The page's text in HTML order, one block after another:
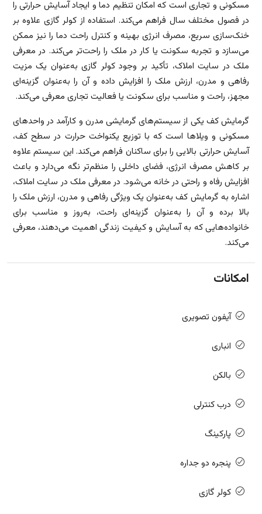
مسکونی و تجاری است که امکان تنظیم دما و ایجاد آسایش حرارتی را
در فصول مختلف سال فراهم می‌کند. استفاده از کولر گازی علاوه بر
خنک‌سازی سریع، مصرف انرژی بهینه و کنترل راحت دما را نیز ممکن
می‌سازد و تجربه سکونت یا کار در ملک را راحت‌تر می‌کند. در معرفی
ملک در سایت املاک، تأکید بر وجود کولر گازی به‌عنوان یک مزیت
رفاهی و مدرن، ارزش ملک را افزایش داده و آن را به‌عنوان گزینه‌ای
مجهز، راحت و مناسب برای سکونت یا فعالیت تجاری معرفی می‌کند.
گرمایش کف یکی از سیستم‌های گرمایشی مدرن و کارآمد در واحدهای
مسکونی و ویلاها است که با توزیع یکنواخت حرارت در سطح کف،
آسایش حرارتی بالایی را برای ساکنان فراهم می‌کند. این سیستم علاوه
بر کاهش مصرف انرژی، فضای داخلی را منظم‌تر نگه می‌دارد و باعث
افزایش رفاه و راحتی در خانه می‌شود. در معرفی ملک در سایت املاک،
اشاره به گرمایش کف به‌عنوان یک ویژگی رفاهی و مدرن، ارزش ملک را
بالا برده و آن را به‌عنوان گزینه‌ای راحت، به‌روز و مناسب برای
خانواده‌هایی که به آسایش و کیفیت زندگی اهمیت می‌دهند، معرفی
می‌کند.
امکانات
آیفون تصویری
انباری
بالکن
درب کنترلی
پارکینگ
پنجره دو جداره
کولر گازی